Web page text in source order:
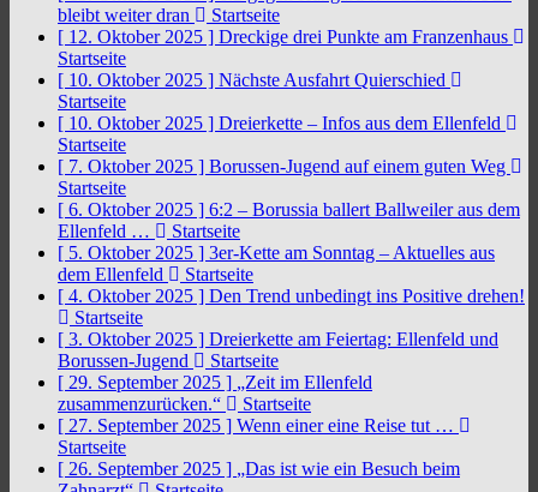
bleibt weiter dran
Startseite
[ 12. Oktober 2025 ] Dreckige drei Punkte am Franzenhaus
Startseite
[ 10. Oktober 2025 ] Nächste Ausfahrt Quierschied
Startseite
[ 10. Oktober 2025 ] Dreierkette – Infos aus dem Ellenfeld
Startseite
[ 7. Oktober 2025 ] Borussen-Jugend auf einem guten Weg
Startseite
[ 6. Oktober 2025 ] 6:2 – Borussia ballert Ballweiler aus dem
Ellenfeld …
Startseite
[ 5. Oktober 2025 ] 3er-Kette am Sonntag – Aktuelles aus
dem Ellenfeld
Startseite
[ 4. Oktober 2025 ] Den Trend unbedingt ins Positive drehen!
Startseite
[ 3. Oktober 2025 ] Dreierkette am Feiertag: Ellenfeld und
Borussen-Jugend
Startseite
[ 29. September 2025 ] „Zeit im Ellenfeld
zusammenzurücken.“
Startseite
[ 27. September 2025 ] Wenn einer eine Reise tut …
Startseite
[ 26. September 2025 ] „Das ist wie ein Besuch beim